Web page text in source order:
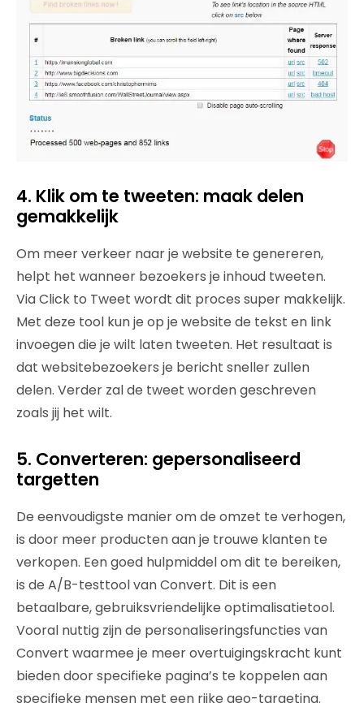
4. Klik om te tweeten: maak delen
gemakkelijk
Om meer verkeer naar je website te genereren,
helpt het wanneer bezoekers je inhoud tweeten.
Via Click to Tweet wordt dit proces super makkelijk.
Met deze tool kun je op je website de tekst en link
invoegen die je wilt laten tweeten. Het resultaat is
dat websitebezoekers je bericht sneller zullen
delen. Verder zal de tweet worden geschreven
zoals jij het wilt.
5. Converteren: gepersonaliseerd
targetten
De eenvoudigste manier om de omzet te verhogen,
is door meer producten aan je trouwe klanten te
verkopen. Een goed hulpmiddel om dit te bereiken,
is de A/B-testtool van Convert. Dit is een
betaalbare, gebruiksvriendelijke optimalisatietool.
Vooral nuttig zijn de personaliseringsfuncties van
Convert waarmee je meer overtuigingskracht kunt
bieden door specifieke pagina’s te koppelen aan
specifieke mensen met een rijke geo-targeting.